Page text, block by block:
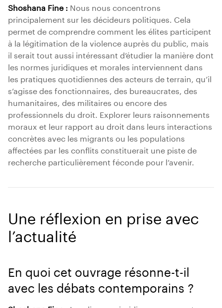
Shoshana Fine : Nous nous concentrons
principalement sur les décideurs politiques. Cela
permet de comprendre comment les élites participent
à la légitimation de la violence auprès du public, mais
il serait tout aussi intéressant d’étudier la manière dont
les normes juridiques et morales interviennent dans
les pratiques quotidiennes des acteurs de terrain, qu’il
s’agisse des fonctionnaires, des bureaucrates, des
humanitaires, des militaires ou encore des
professionnels du droit. Explorer leurs raisonnements
moraux et leur rapport au droit dans leurs interactions
concrètes avec les migrants ou les populations
affectées par les conflits constituerait une piste de
recherche particulièrement féconde pour l’avenir.
Une réflexion en prise avec
l’actualité
En quoi cet ouvrage résonne-t-il
avec les débats contemporains ?